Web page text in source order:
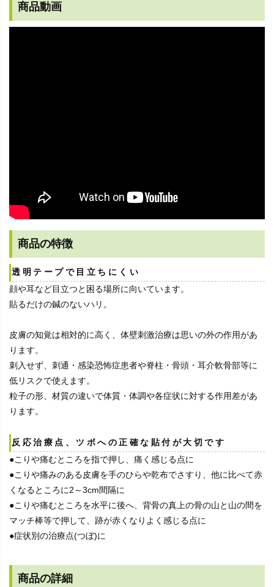
商品動画
商品の特徴
透明テープで目立ちにくい
顔や耳など目立つと困る場所に向いています。
貼るだけの鍼のないハリ。
皮膚の知覚は相対的に高く、体壁刺激治療は思いの外の作用があ
ります。
刺入せず、刺通・感染恐怖症患者や脊柱・骨頭・耳介軟骨部等に
低リスクで使えます。
粒子の形、材質の違いで体質・体調や各症状に対する作用差があ
ります。
反応治療点、ツボへの正確な貼付が大切です
●こりや痛むところを指で押し、痛く感じる点に
●こりや痛みのある皮膚を手のひらや乾布でさすり、他に比べて赤
くなるところに2～3cm間隔に
●こりや痛むところを水平に後へ、背骨の真上の骨の山と山の間を
マッチ棒等で押して、跡が赤くなりよく感じる点に
●症状別の治療点(つぼ)に
商品の詳細